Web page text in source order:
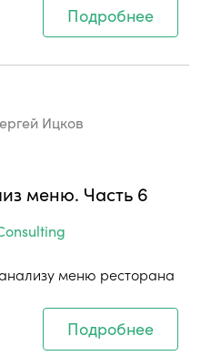
Подробнее
Ицков
меню. Часть 6
меню ресторана
Подробнее